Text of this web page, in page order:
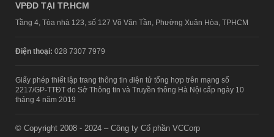
VPĐD TẠI TP.HCM
Tầng 4, Tòa nhà 123, số 127 Võ Văn Tần, Phường Xuân Hòa, TPHCM
Điện thoại: 028 7307 7979
Giấy phép thiết lập trang thông tin điện tử tổng hợp trên mạng số
2217/GP-TTĐT do Sở Thông tin và Truyền thông Hà Nội cấp ngày 10
tháng 4 năm 2019
© Copyright 2008 - 2024 – Công ty Cổ phần VCCorp